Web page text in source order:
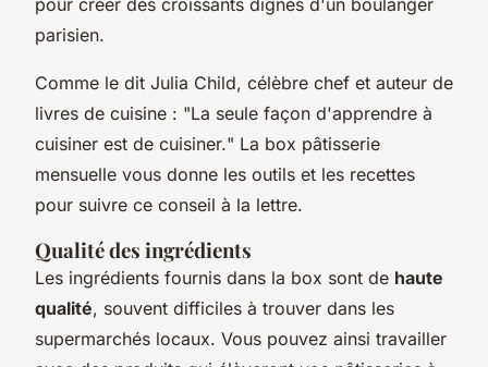
pour créer des croissants dignes d'un boulanger
parisien.
Comme le dit Julia Child, célèbre chef et auteur de
livres de cuisine : "La seule façon d'apprendre à
cuisiner est de cuisiner." La box pâtisserie
mensuelle vous donne les outils et les recettes
pour suivre ce conseil à la lettre.
Qualité des ingrédients
Les ingrédients fournis dans la box sont de haute
qualité, souvent difficiles à trouver dans les
supermarchés locaux. Vous pouvez ainsi travailler